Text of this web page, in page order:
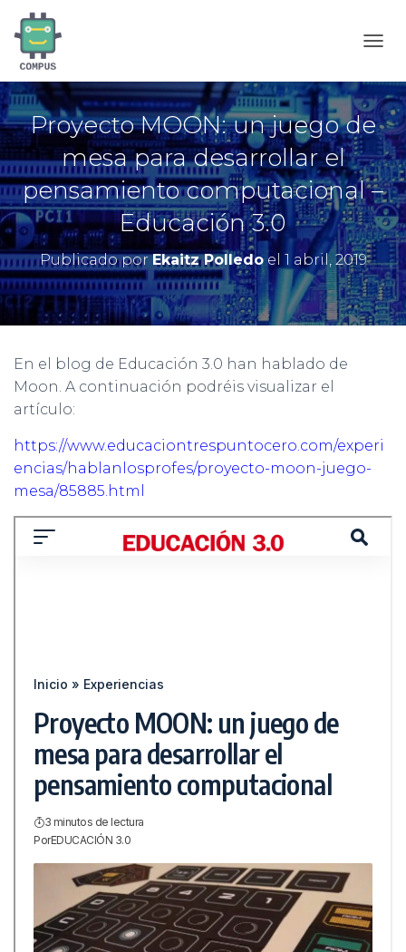
B
I
A
R
M
O
D
O
D
E
N
A
V
Proyecto MOON: un juego de
mesa para desarrollar el
pensamiento computacional –
Educación 3.0
Publicado porEkaitz Polledoel 1 abril, 2019
En el blog de Educación 3.0 han hablado de
Moon. A continuación podréis visualizar el
artículo:
https://www.educaciontrespuntocero.com/experi
encias/hablanlosprofes/proyecto-moon-juego-
mesa/85885.html